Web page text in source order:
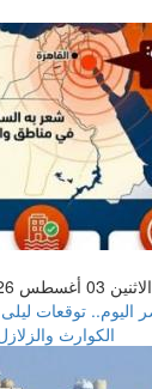
الاثنين 03 أغسطس 2026 01:17 مساءً
الكوارث